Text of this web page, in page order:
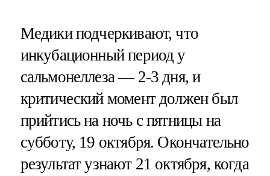
Медики подчеркивают, что
инкубационный период у
сальмонеллеза — 2-3 дня, и
критический момент должен был
прийтись на ночь с пятницы на
субботу, 19 октября. Окончательно
результат узнают 21 октября, когда